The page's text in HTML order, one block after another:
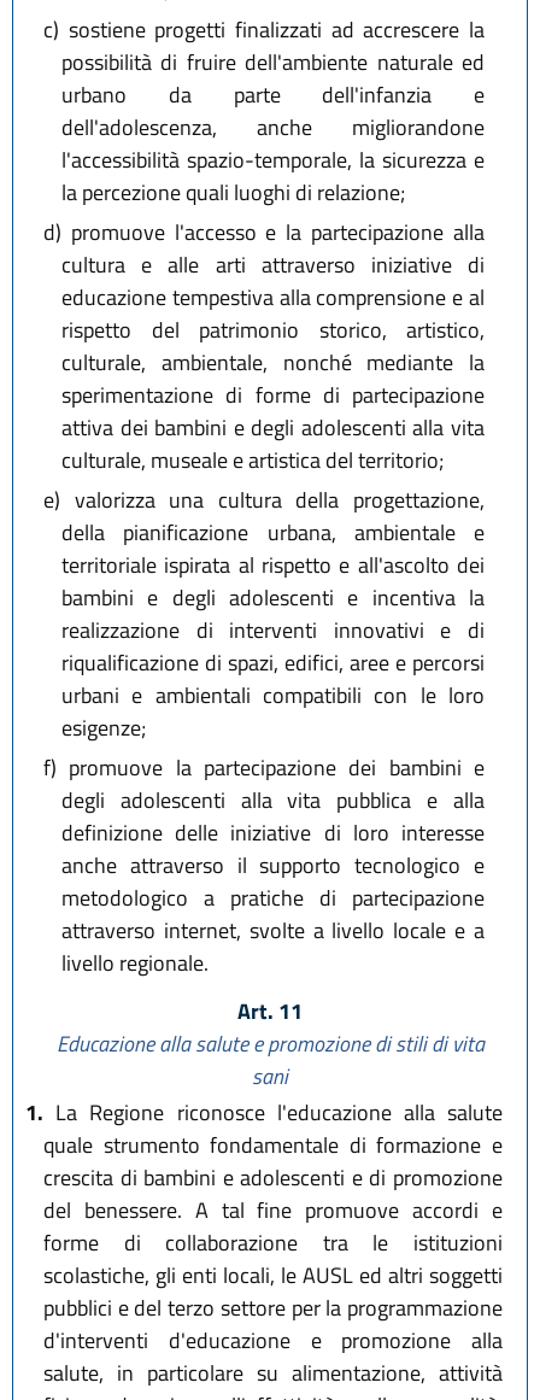
c) sostiene progetti finalizzati ad accrescere la
possibilità di fruire dell'ambiente naturale ed
urbano da parte dell'infanzia e
dell'adolescenza, anche migliorandone
l'accessibilità spazio-temporale, la sicurezza e
la percezione quali luoghi di relazione;
d) promuove l'accesso e la partecipazione alla
cultura e alle arti attraverso iniziative di
educazione tempestiva alla comprensione e al
rispetto del patrimonio storico, artistico,
culturale, ambientale, nonché mediante la
sperimentazione di forme di partecipazione
attiva dei bambini e degli adolescenti alla vita
culturale, museale e artistica del territorio;
e) valorizza una cultura della progettazione,
della pianificazione urbana, ambientale e
territoriale ispirata al rispetto e all'ascolto dei
bambini e degli adolescenti e incentiva la
realizzazione di interventi innovativi e di
riqualificazione di spazi, edifici, aree e percorsi
urbani e ambientali compatibili con le loro
esigenze;
f) promuove la partecipazione dei bambini e
degli adolescenti alla vita pubblica e alla
definizione delle iniziative di loro interesse
anche attraverso il supporto tecnologico e
metodologico a pratiche di partecipazione
attraverso internet, svolte a livello locale e a
livello regionale.
Art. 11
Educazione alla salute e promozione di stili di vita
sani
1. La Regione riconosce l'educazione alla salute
quale strumento fondamentale di formazione e
crescita di bambini e adolescenti e di promozione
del benessere. A tal fine promuove accordi e
forme di collaborazione tra le istituzioni
scolastiche, gli enti locali, le AUSL ed altri soggetti
pubblici e del terzo settore per la programmazione
d'interventi d'educazione e promozione alla
salute, in particolare su alimentazione, attività